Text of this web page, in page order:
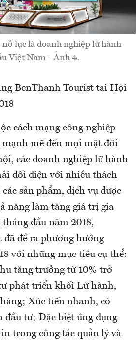
lực là doanh nghiệp lữ hành
Việt Nam - Ảnh 4.
BenThanh Tourist tại Hội
cách mạng công nghiệp
mạnh mẽ đến mọi mặt đời
các doanh nghiệp lữ hành
đối diện với nhiều thách
sản phẩm, dịch vụ được
năng làm tăng giá trị gia
đầu năm 2018,
đề ra phương hướng
với những mục tiêu cụ thể:
tăng trưởng từ 10% trở
phát triển khối Lữ hành,
Xúc tiến nhanh, có
đầu tư; Đặc biệt ứng dụng
trong công tác quản lý và